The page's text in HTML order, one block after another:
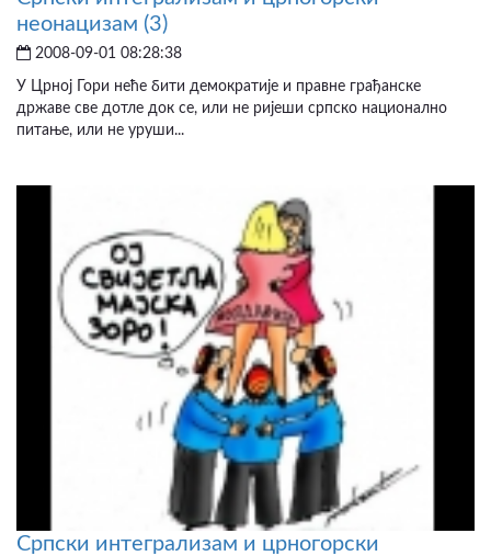
неонацизам (3)
2008-09-01 08:28:38
У Црној Гори неће бити демократије и правне грађанске
државе све дотле док се, или не ријеши српско национално
питање, или не уруши...
Српски интегрализам и црногорски